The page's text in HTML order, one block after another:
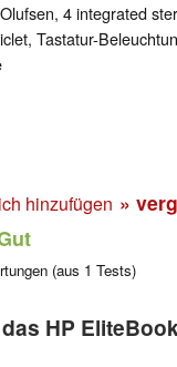
4 integrated
Tastatur-
hinzufügen »
(aus 1 Tests)
HP